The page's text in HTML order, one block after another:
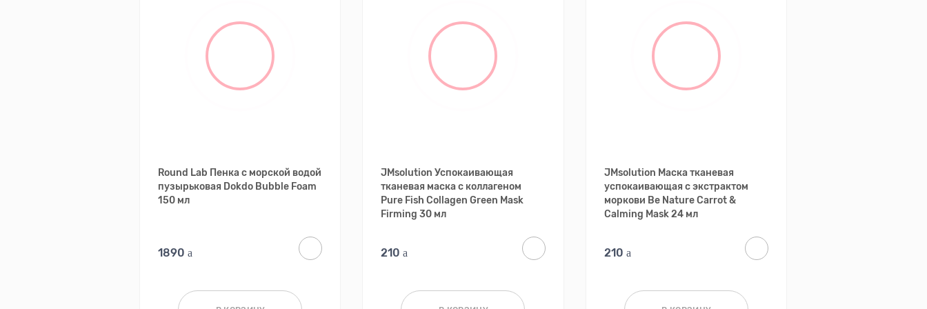
Round Lab Пенка с морской водой
пузырьковая Dokdo Bubble Foam
150 мл
1890
JMsolution Успокаивающая
тканевая маска с коллагеном
Pure Fish Collagen Green Mask
Firming 30 мл
210
JMsolution Маска тканевая
успокаивающая с экстрактом
моркови Be Nature Carrot &
Calming Mask 24 мл
210